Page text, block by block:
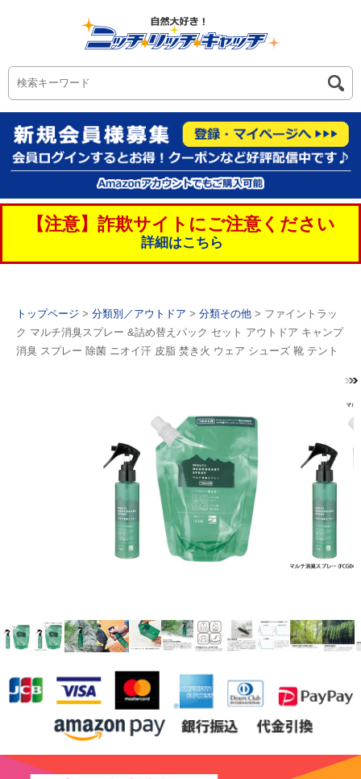
【注意】詐欺サイトにご注意ください
詳細はこちら
トップページ > 分類別／アウトドア > 分類その他 > ファイントラッ
ク マルチ消臭スプレー &詰め替えパック セット アウトドア キャンプ
消臭 スプレー 除菌 ニオイ汗 皮脂 焚き火 ウェア シューズ 靴 テント